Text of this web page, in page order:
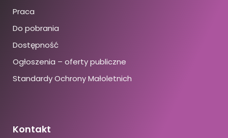
Praca
Do pobrania
Dostępność
Ogłoszenia – oferty publiczne
Standardy Ochrony Małoletnich
Kontakt